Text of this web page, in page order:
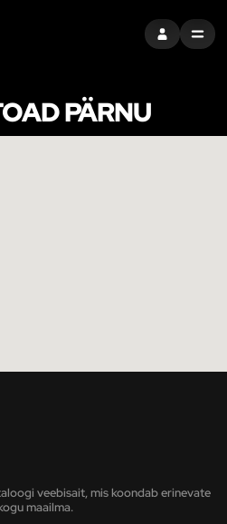
LOGI SISSEMENU
PÄRNU
veebisait, mis koondab erinevate
maailma.